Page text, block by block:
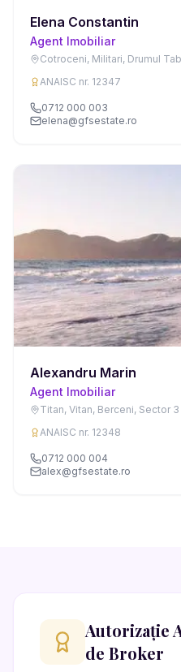
Elena Constantin
Agent Imobiliar
Cotroceni, Militari, Drumul
ANAISC nr. 12347
0712 000 003
elena@gfsestate.ro
Alexandru Marin
Agent Imobiliar
Titan, Vitan, Berceni, Sector 3
ANAISC nr. 12348
0712 000 004
alex@gfsestate.ro
Autorizație
de Broker